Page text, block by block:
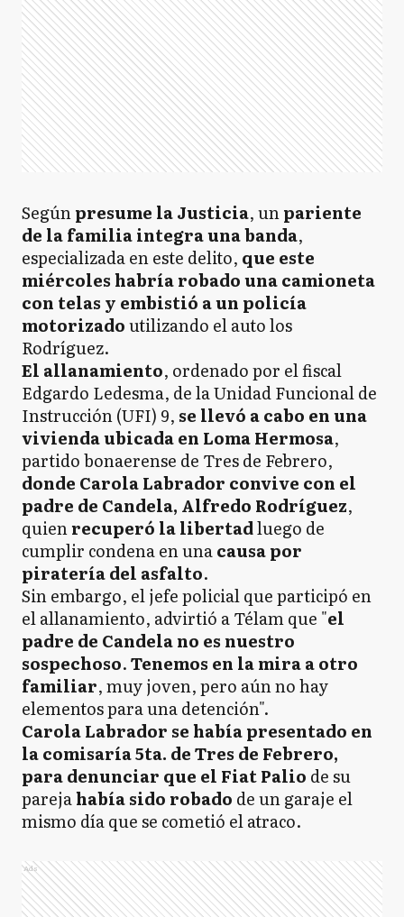
Segúnpresume la Justicia, unpariente
de la familia integra una banda,
especializada en este delito, que este
miércoles habría robado una camioneta
con telas y embistió a un policía
motorizadoutilizando el auto los
Rodríguez.
El allanamiento, ordenado por el fiscal
Edgardo Ledesma, de la Unidad Funcional de
Instrucción (UFI) 9, se llevó a cabo en una
vivienda ubicada en Loma Hermosa,
partido bonaerense de Tres de Febrero,
donde Carola Labrador convive con el
padre de Candela, Alfredo Rodríguez,
quienrecuperó la libertadluego de
cumplir condena en unacausa por
piratería del asfalto.
Sin embargo, el jefe policial que participó en
el allanamiento, advirtió a Télam que "el
padre de Candela no es nuestro
sospechoso.Tenemos en la mira a otro
familiar, muy joven, pero aún no hay
elementos para una detención".
Carola Labrador se había presentado en
la comisaría 5ta. de Tres de Febrero,
para denunciar que el Fiat Palio de su
parejahabía sido robado de un garaje el
mismo día que se cometió el atraco.
Ads